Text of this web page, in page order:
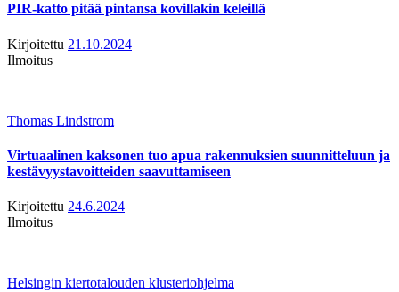
PIR-katto pitää pintansa kovillakin keleillä
Kirjoitettu 21.10.2024
Ilmoitus
Thomas Lindstrom
Virtuaalinen kaksonen tuo apua rakennuksien suunnitteluun ja
kestävyystavoitteiden saavuttamiseen
Kirjoitettu 24.6.2024
Ilmoitus
Helsingin kiertotalouden klusteriohjelma